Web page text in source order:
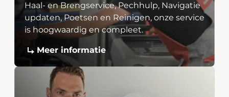
Haal- en Brengservice, Pechhulp, Navigatie
updaten, Poetsen en Reinigen, onze service
is hoogwaardig en compleet.
Meer informatie